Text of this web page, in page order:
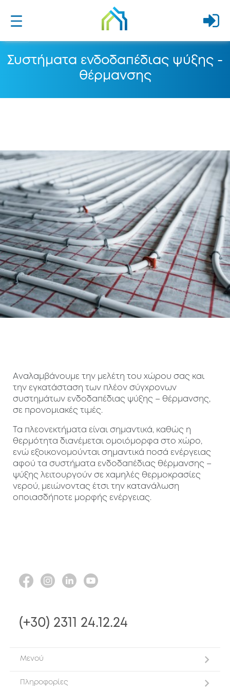
Συστήματα ενδοδαπέδιας ψύξης -
θέρμανσης
Αναλαμβάνουμε την μελέτη του χώρου σας και
την εγκατάσταση των πλέον σύγχρονων
συστημάτων ενδοδαπέδιας ψύξης – θέρμανσης,
σε προνομιακές τιμές.
Τα πλεονεκτήματα είναι σημαντικά, καθώς η
θερμότητα διανέμεται ομοιόμορφα στο χώρο,
ενώ εξοικονομούνται σημαντικά ποσά ενέργειας
αφού τα συστήματα ενδοδαπέδιας θέρμανσης –
ψύξης λειτουργούν σε χαμηλές θερμοκρασίες
νερού, μειώνοντας έτσι την κατανάλωση
οποιασδήποτε μορφής ενέργειας.
(+30) 2311 24.12.24
Μενού
Πληροφορίες